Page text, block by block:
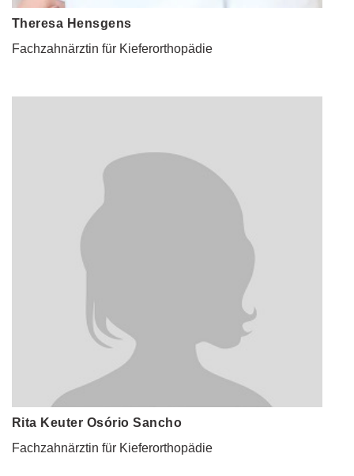
Theresa Hensgens
Fachzahnärztin für Kieferorthopädie
Rita Keuter Osório Sancho
Fachzahnärztin für Kieferorthopädie